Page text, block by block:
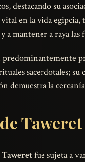
destacando su
en la vida
a mantener a raya las
sacerdotales;
demuestra la
Taweretfue sujeta a